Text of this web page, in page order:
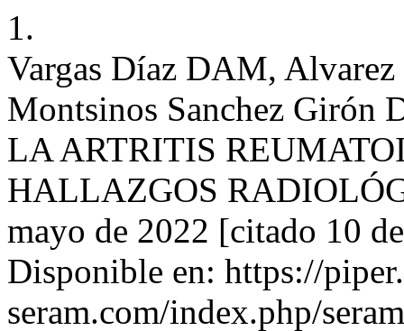
1.
Vargas Díaz DAM,
Montsinos Sanchez Girón
LA ARTRITIS
HALLAZGOS
mayo de 2022 [citado 10
Disponible en: https://
seram.com/index.php/